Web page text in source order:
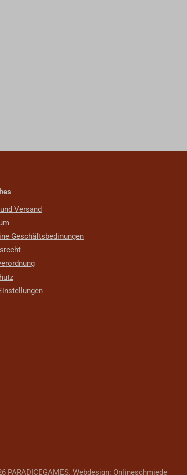
Versand
Geschäftsbedinungen
PARADICEGAMES. Webdesign: Onlineschmiede